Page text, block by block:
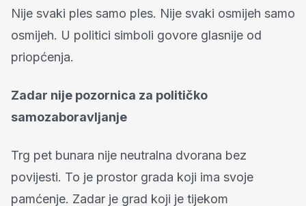
Nije svaki ples samo ples. Nije svaki osmijeh samo
osmijeh. U politici simboli govore glasnije od
priopćenja.
Zadar nije pozornica za političko
samozaboravljanje
Trg pet bunara nije neutralna dvorana bez
povijesti. To je prostor grada koji ima svoje
pamćenje. Zadar je grad koji je tijekom